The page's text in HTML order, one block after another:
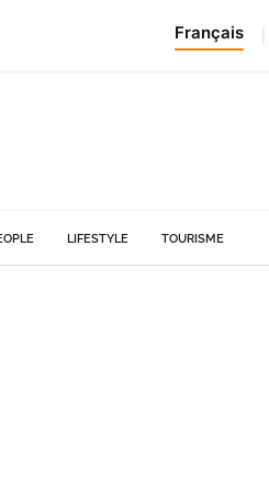
Français
LIFESTYLE TOURISME